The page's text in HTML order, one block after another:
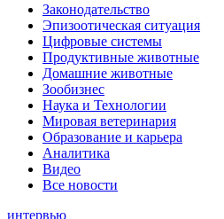
Законодательство
Эпизоотическая ситуация
Цифровые системы
Продуктивные животные
Домашние животные
Зообизнес
Наука и Технологии
Мировая ветеринария
Образование и карьера
Аналитика
Видео
Все новости
интервью